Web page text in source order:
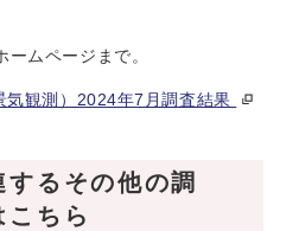
ムページまで。
気観測）2024年7月調査結果
るその他の調
こちら